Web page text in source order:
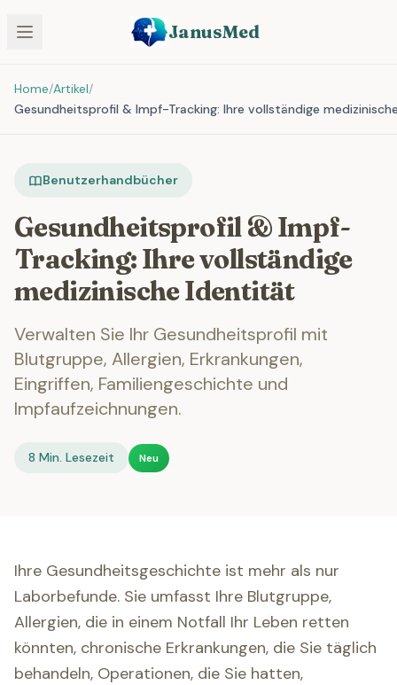
JanusMed
Home/Artikel/
Gesundheitsprofil & Impf-Tracking: Ihre vollständige
Benutzerhandbücher
Gesundheitsprofil & Impf-
Tracking: Ihre vollständige
medizinische Identität
Verwalten Sie Ihr Gesundheitsprofil mit
Blutgruppe, Allergien, Erkrankungen,
Eingriffen, Familiengeschichte und
Impfaufzeichnungen.
8 Min. Lesezeit Neu
Ihre Gesundheitsgeschichte ist mehr als nur
Laborbefunde. Sie umfasst Ihre Blutgruppe,
Allergien, die in einem Notfall Ihr Leben retten
könnten, chronische Erkrankungen, die Sie täglich
behandeln, Operationen, die Sie hatten,